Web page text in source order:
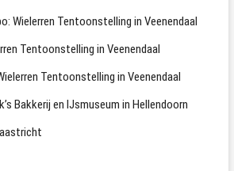
Wielerren Tentoonstelling in Veenendaal
Tentoonstelling in Veenendaal
Tentoonstelling in Veenendaal
Bakkerij en IJsmuseum in Hellendoorn